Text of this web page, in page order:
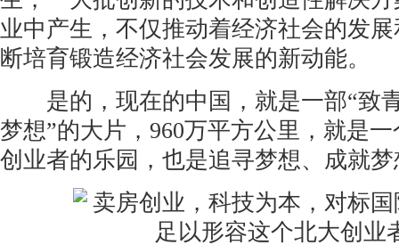
业中产生，不仅推动着经济社会的发
断培育锻造经济社会发展的新动能。
是的，现在的中国，就是一部“致
梦想”的大片，960万平方公里，就是
创业者的乐园，也是追寻梦想、成就